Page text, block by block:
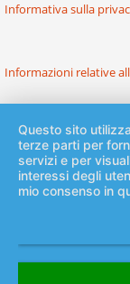
Informativa sulla
Informazioni relative
Questo sito
terze parti per
servizi e per
interessi degli
mio consenso in